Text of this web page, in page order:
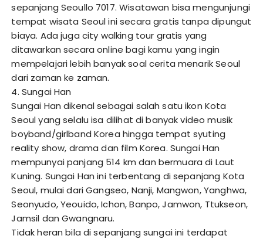
sepanjang Seoullo 7017. Wisatawan bisa mengunjungi
tempat wisata Seoul ini secara gratis tanpa dipungut
biaya. Ada juga city walking tour gratis yang
ditawarkan secara online bagi kamu yang ingin
mempelajari lebih banyak soal cerita menarik Seoul
dari zaman ke zaman.
4. Sungai Han
Sungai Han dikenal sebagai salah satu ikon Kota
Seoul yang selalu isa dilihat di banyak video musik
boyband/girlband Korea hingga tempat syuting
reality show, drama dan film Korea. Sungai Han
mempunyai panjang 514 km dan bermuara di Laut
Kuning. Sungai Han ini terbentang di sepanjang Kota
Seoul, mulai dari Gangseo, Nanji, Mangwon, Yanghwa,
Seonyudo, Yeouido, Ichon, Banpo, Jamwon, Ttukseon,
Jamsil dan Gwangnaru.
Tidak heran bila di sepanjang sungai ini terdapat